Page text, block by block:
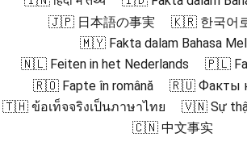
🇯🇵 日本語の事実
🇰🇷 한국어
🇲🇾 Fakta dalam Bahasa
🇳🇱 Feiten in het Nederlands
🇵🇱
🇷🇴 Fapte în română
🇷🇺 Факты
🇹🇭 ข้อเท็จจริงเป็นภาษาไทย
🇻🇳 Sự
🇨🇳 中文事实